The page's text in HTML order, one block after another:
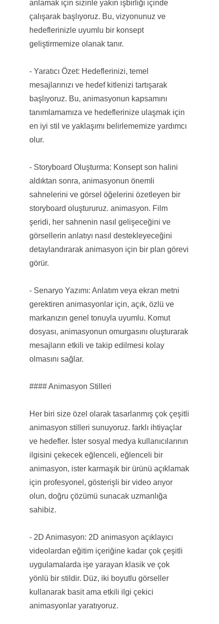
anlamak için sizinle yakın işbirliği içinde
çalışarak başlıyoruz. Bu, vizyonunuz ve
hedeflerinizle uyumlu bir konsept
geliştirmemize olanak tanır.
- Yaratıcı Özet: Hedeflerinizi, temel
mesajlarınızı ve hedef kitlenizi tartışarak
başlıyoruz. Bu, animasyonun kapsamını
tanımlamamıza ve hedeflerinize ulaşmak için
en iyi stil ve yaklaşımı belirlememize yardımcı
olur.
- Storyboard Oluşturma: Konsept son halini
aldıktan sonra, animasyonun önemli
sahnelerini ve görsel öğelerini özetleyen bir
storyboard oluştururuz. animasyon. Film
şeridi, her sahnenin nasıl gelişeceğini ve
görsellerin anlatıyı nasıl destekleyeceğini
detaylandırarak animasyon için bir plan görevi
görür.
- Senaryo Yazımı: Anlatım veya ekran metni
gerektiren animasyonlar için, açık, özlü ve
markanızın genel tonuyla uyumlu. Komut
dosyası, animasyonun omurgasını oluşturarak
mesajların etkili ve takip edilmesi kolay
olmasını sağlar.
#### Animasyon Stilleri
Her biri size özel olarak tasarlanmış çok çeşitli
animasyon stilleri sunuyoruz. farklı ihtiyaçlar
ve hedefler. İster sosyal medya kullanıcılarının
ilgisini çekecek eğlenceli, eğlenceli bir
animasyon, ister karmaşık bir ürünü açıklamak
için profesyonel, gösterişli bir video arıyor
olun, doğru çözümü sunacak uzmanlığa
sahibiz.
- 2D Animasyon: 2D animasyon açıklayıcı
videolardan eğitim içeriğine kadar çok çeşitli
uygulamalarda işe yarayan klasik ve çok
yönlü bir stildir. Düz, iki boyutlu görseller
kullanarak basit ama etkili ilgi çekici
animasyonlar yaratıyoruz.